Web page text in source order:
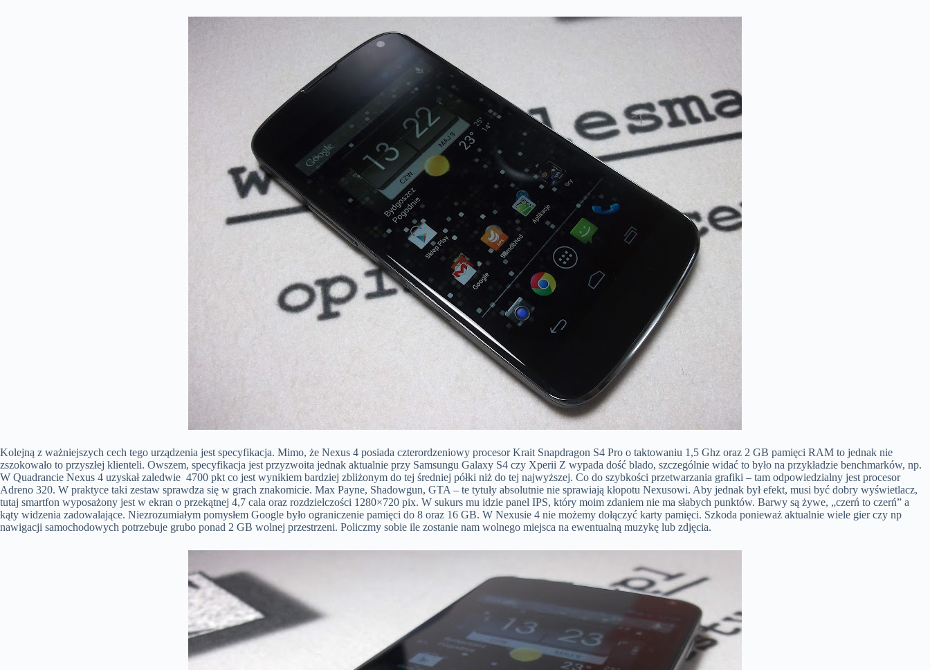
Kolejną z ważniejszych cech tego urządzenia jest specyfikacja. Mimo, że Nexus 4 posiada czterordzeniowy procesor Krait Snapdragon S4 Pro o taktowaniu 1,5 Ghz oraz 2 GB pamięci RAM to jednak nie
zszokowało to przyszłej klienteli. Owszem, specyfikacja jest przyzwoita jednak aktualnie przy Samsungu Galaxy S4 czy Xperii Z wypada dość blado, szczególnie widać to było na przykładzie benchmarków, np.
W Quadrancie Nexus 4 uzyskał zaledwie 4700 pkt co jest wynikiem bardziej zbliżonym do tej średniej półki niż do tej najwyższej. Co do szybkości przetwarzania grafiki – tam odpowiedzialny jest procesor
Adreno 320. W praktyce taki zestaw sprawdza się w grach znakomicie. Max Payne, Shadowgun, GTA – te tytuły absolutnie nie sprawiają kłopotu Nexusowi. Aby jednak był efekt, musi być dobry wyświetlacz,
tutaj smartfon wyposażony jest w ekran o przekątnej 4,7 cala oraz rozdzielczości 1280×720 pix. W sukurs mu idzie panel IPS, który moim zdaniem nie ma słabych punktów. Barwy są żywe, „czerń to czerń” a
kąty widzenia zadowalające. Niezrozumiałym pomysłem Google było ograniczenie pamięci do 8 oraz 16 GB. W Nexusie 4 nie możemy dołączyć karty pamięci. Szkoda ponieważ aktualnie wiele gier czy np
nawigacji samochodowych potrzebuje grubo ponad 2 GB wolnej przestrzeni. Policzmy sobie ile zostanie nam wolnego miejsca na ewentualną muzykę lub zdjęcia.